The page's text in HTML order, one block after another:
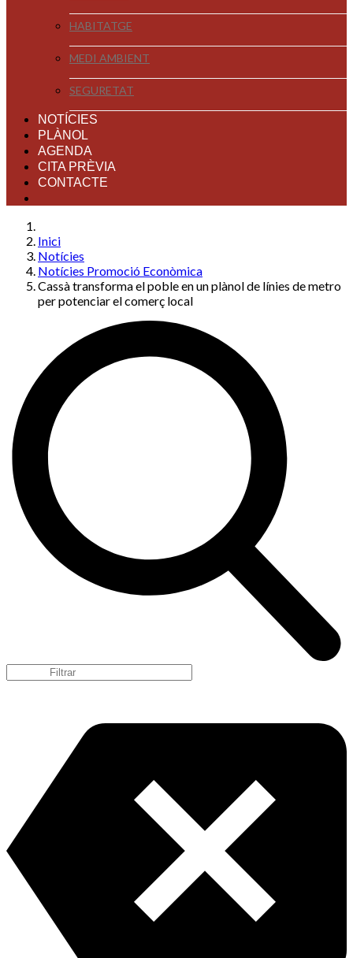
HABITATGE
MEDI AMBIENT
SEGURETAT
NOTÍCIES
PLÀNOL
AGENDA
CITA PRÈVIA
CONTACTE
Inici
Notícies
Notícies Promoció Econòmica
Cassà transforma el poble en un plànol de línies de metro
per potenciar el comerç local